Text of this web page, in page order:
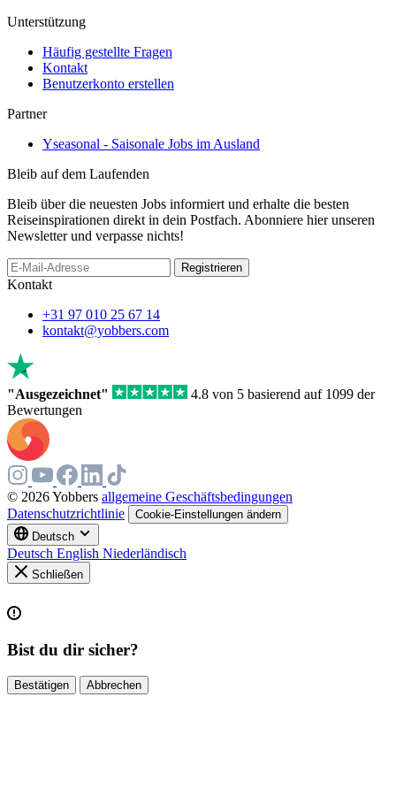
Unterstützung
Häufig gestellte Fragen
Kontakt
Benutzerkonto erstellen
Partner
Yseasonal - Saisonale Jobs im Ausland
Bleib auf dem Laufenden
Bleib über die neuesten Jobs informiert und erhalte die besten
Reiseinspirationen direkt in dein Postfach. Abonniere hier unseren
Newsletter und verpasse nichts!
Registrieren
Kontakt
+31 97 010 25 67 14
kontakt@yobbers.com
"Ausgezeichnet"
4.8 von 5 basierend auf 1099 der
Bewertungen
© 2026 Yobbers allgemeine Geschäftsbedingungen
Datenschutzrichtlinie
Cookie-Einstellungen ändern
Deutsch
Deutsch English Niederländisch
Schließen
Bist du dir sicher?
Bestätigen Abbrechen